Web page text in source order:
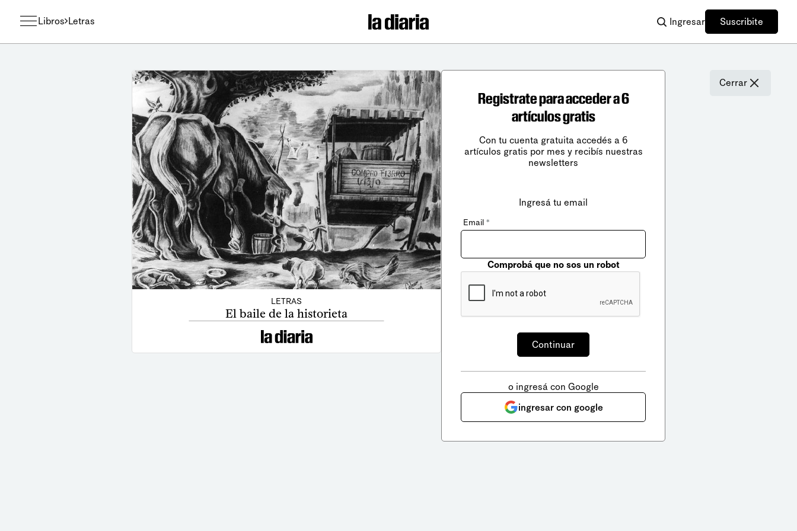
Libros Letras Ingresar Suscribite
LETRAS
El baile de la historieta
Cerrar
Registrate para acceder a 6
artículos gratis
Con tu cuenta gratuita accedés a 6
artículos gratis por mes y recibís nuestras
newsletters
Ingresá tu email
Email *
Comprobá que no sos un robot
o ingresá con Google
ingresar con google